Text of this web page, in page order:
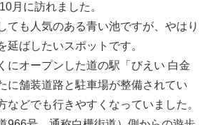
月に訪れました。
ても人気のある青い池ですが、やはり
延ばしたいスポットです。
にオープンした道の駅「びえい 白金
に舗装道路と駐車場が整備されてい
などでも行きやすくなっていました。